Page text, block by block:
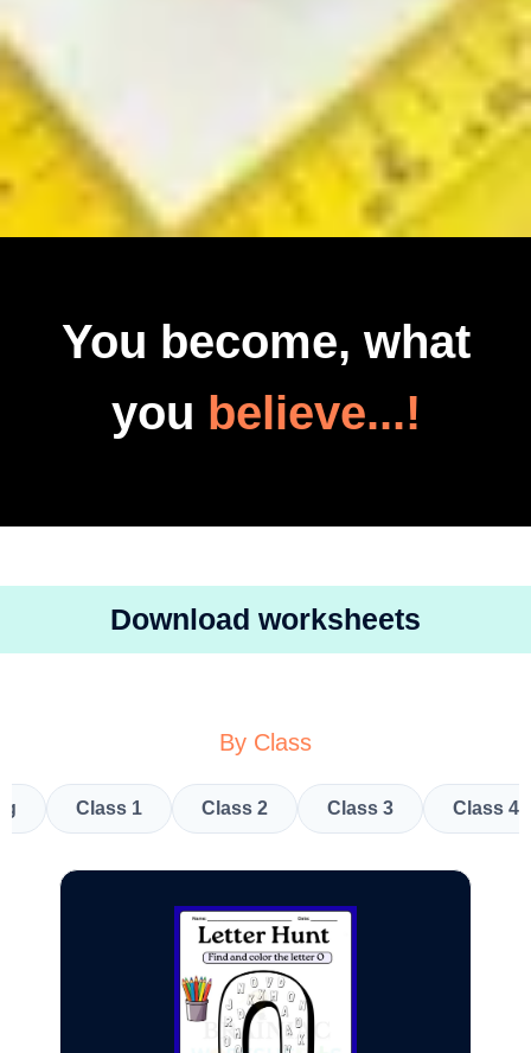
You become, what
you believe...!
Download worksheets
By Class
Class 1 Class 2 Class 3 Class 4